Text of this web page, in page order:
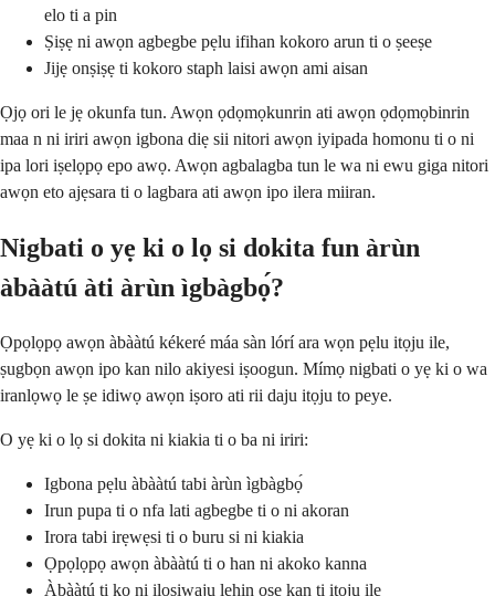
elo ti a pin
Ṣiṣẹ ni awọn agbegbe pẹlu ifihan kokoro arun ti o ṣeeṣe
Jijẹ onṣiṣẹ ti kokoro staph laisi awọn ami aisan
Ọjọ ori le jẹ okunfa tun. Awọn ọdọmọkunrin ati awọn ọdọmọbinrin
maa n ni iriri awọn igbona diẹ sii nitori awọn iyipada homonu ti o ni
ipa lori iṣelọpọ epo awọ. Awọn agbalagba tun le wa ni ewu giga nitori
awọn eto ajẹsara ti o lagbara ati awọn ipo ilera miiran.
Nigbati o yẹ ki o lọ si dokita fun àrùn
àbààtú àti àrùn ìgbàgbọ́?
Ọpọlọpọ awọn àbààtú kékeré máa sàn lórí ara wọn pẹlu itọju ile,
ṣugbọn awọn ipo kan nilo akiyesi iṣoogun. Mímọ nigbati o yẹ ki o wa
iranlọwọ le ṣe idiwọ awọn iṣoro ati rii daju itọju to peye.
O yẹ ki o lọ si dokita ni kiakia ti o ba ni iriri:
Igbona pẹlu àbààtú tabi àrùn ìgbàgbọ́
Irun pupa ti o nfa lati agbegbe ti o ni akoran
Irora tabi irẹwẹsi ti o buru si ni kiakia
Ọpọlọpọ awọn àbààtú ti o han ni akoko kanna
Àbààtú ti ko ni ilọsiwaju lẹhin ọsẹ kan ti itọju ile